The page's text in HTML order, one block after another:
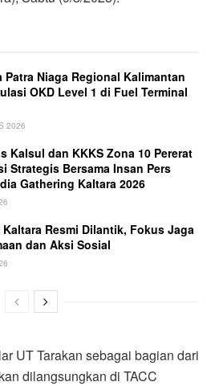
Patra Niaga Regional Kalimantan
OKD Level 1 di Fuel Terminal
2026
Kalsul dan KKKS Zona 10 Pererat
Strategis Bersama Insan Pers
Gathering Kaltara 2026
Kaltara Resmi Dilantik, Fokus Jaga
dan Aksi Sosial
UT Tarakan sebagai bagian dari
dilangsungkan di TACC